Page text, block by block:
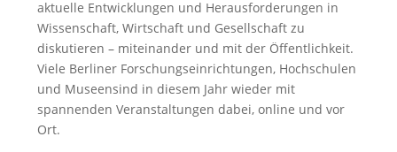
aktuelle Entwicklungen und Herausforderungen in
Wissenschaft, Wirtschaft und Gesellschaft zu
diskutieren – miteinander und mit der Öffentlichkeit.
Viele Berliner Forschungseinrichtungen, Hochschulen
und Museensind in diesem Jahr wieder mit
spannenden Veranstaltungen dabei, online und vor
Ort.